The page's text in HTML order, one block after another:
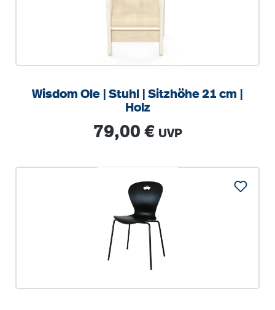
Wisdom Ole | Stuhl | Sitzhöhe 21 cm |
Holz
Regulärer Preis:
79,00 € UVP